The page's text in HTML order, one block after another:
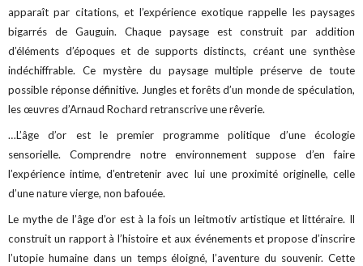
apparaît par citations, et l’expérience exotique rappelle les paysages
bigarrés de Gauguin. Chaque paysage est construit par addition
d’éléments d’époques et de supports distincts, créant une synthèse
indéchiffrable. Ce mystère du paysage multiple préserve de toute
possible réponse définitive. Jungles et forêts d’un monde de spéculation,
les œuvres d’Arnaud Rochard retranscrive une rêverie.
…L’âge d’or est le premier programme politique d’une écologie
sensorielle. Comprendre notre environnement suppose d’en faire
l’expérience intime, d’entretenir avec lui une proximité originelle, celle
d’une nature vierge, non bafouée.
Le mythe de l’âge d’or est à la fois un leitmotiv artistique et littéraire. Il
construit un rapport à l’histoire et aux événements et propose d’inscrire
l’utopie humaine dans un temps éloigné, l’aventure du souvenir. Cette